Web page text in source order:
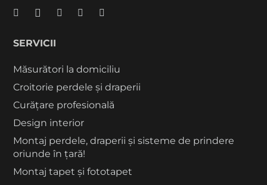
SERVICII
Măsurători la domiciliu
Croitorie perdele și draperii
Curățare profesională
Design interior
Montaj perdele, draperii și sisteme de prindere
oriunde în țară!
Montaj tapet și fototapet